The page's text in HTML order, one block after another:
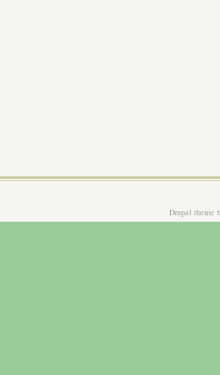
Drupal theme